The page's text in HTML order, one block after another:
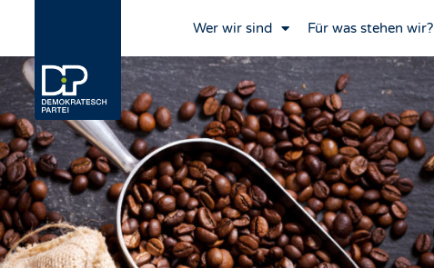
Wer wir sind Für was stehen wir?